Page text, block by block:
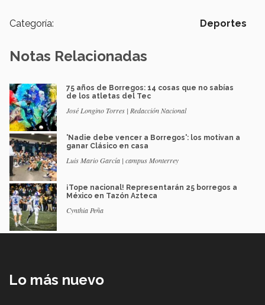
Categoría: Deportes
Notas Relacionadas
75 años de Borregos: 14 cosas que no sabías
de los atletas del Tec
José Longino Torres | Redacción Nacional
'Nadie debe vencer a Borregos': los motivan a
ganar Clásico en casa
Luis Mario García | campus Monterrey
¡Tope nacional! Representarán 25 borregos a
México en Tazón Azteca
Cynthia Peña
Lo más nuevo